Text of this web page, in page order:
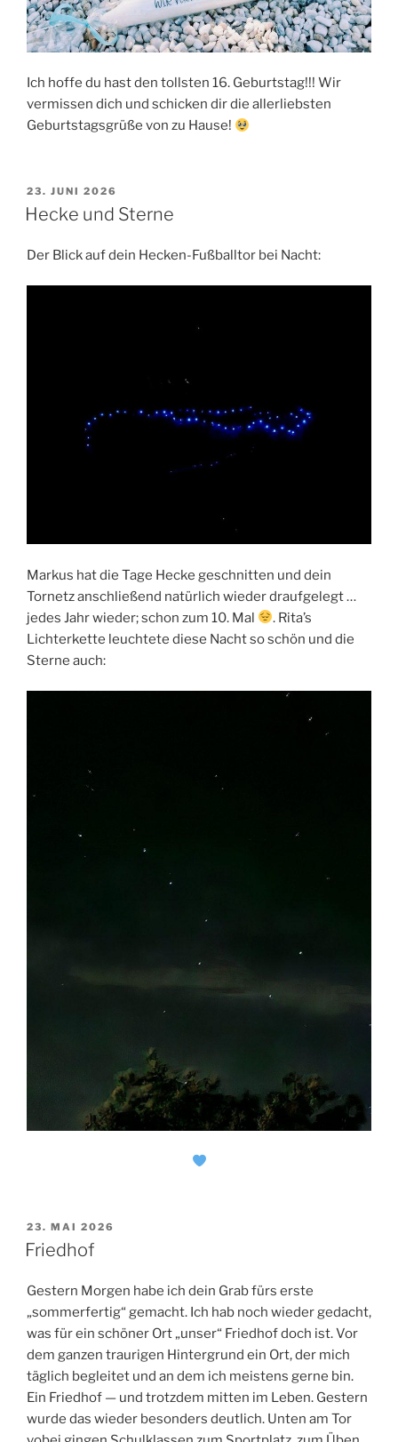
Ich hoffe du hast den tollsten 16. Geburtstag!!! Wir
vermissen dich und schicken dir die allerliebsten
Geburtstagsgrüße von zu Hause!
VERÖFFENTLICHT
AM
23. JUNI 2026
Hecke und Sterne
Der Blick auf dein Hecken-Fußballtor bei Nacht:
Markus hat die Tage Hecke geschnitten und dein
Tornetz anschließend natürlich wieder draufgelegt …
jedes Jahr wieder; schon zum 10. Mal
. Rita’s
Lichterkette leuchtete diese Nacht so schön und die
Sterne auch:
VERÖFFENTLICHT
AM
23. MAI 2026
Friedhof
Gestern Morgen habe ich dein Grab fürs erste
„sommerfertig“ gemacht. Ich hab noch wieder gedacht,
was für ein schöner Ort „unser“ Friedhof doch ist. Vor
dem ganzen traurigen Hintergrund ein Ort, der mich
täglich begleitet und an dem ich meistens gerne bin.
Ein Friedhof — und trotzdem mitten im Leben. Gestern
wurde das wieder besonders deutlich. Unten am Tor